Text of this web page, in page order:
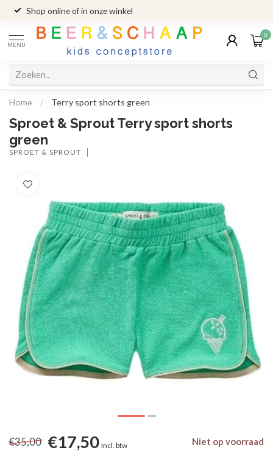
Shop online of in onze winkel
MENU
0
Home / Terry sport shorts green
Sproet & Sprout Terry sport shorts
green
SPROET & SPROUT
€35,00 €17,50 Incl. btw Niet op voorraad